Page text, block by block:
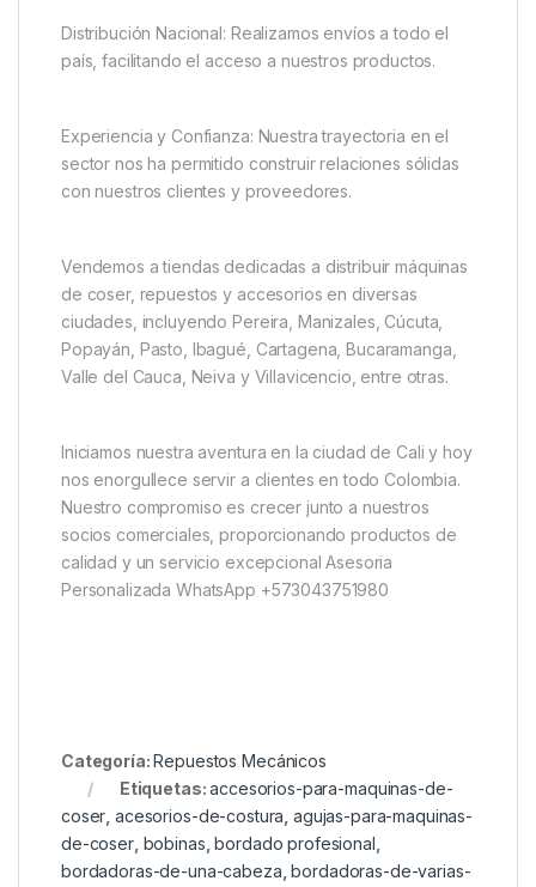
Distribución Nacional: Realizamos envíos a todo el
país, facilitando el acceso a nuestros productos.
Experiencia y Confianza: Nuestra trayectoria en el
sector nos ha permitido construir relaciones sólidas
con nuestros clientes y proveedores.
Vendemos a tiendas dedicadas a distribuir máquinas
de coser, repuestos y accesorios en diversas
ciudades, incluyendo Pereira, Manizales, Cúcuta,
Popayán, Pasto, Ibagué, Cartagena, Bucaramanga,
Valle del Cauca, Neiva y Villavicencio, entre otras.
Iniciamos nuestra aventura en la ciudad de Cali y hoy
nos enorgullece servir a clientes en todo Colombia.
Nuestro compromiso es crecer junto a nuestros
socios comerciales, proporcionando productos de
calidad y un servicio excepcional Asesoria
Personalizada WhatsApp +573043751980
Categoría:Repuestos Mecánicos
Etiquetas:accesorios-para-maquinas-de-
coser ,acesorios-de-costura agujas-para-maquinas-
de-coser, bobinas ,bordado profesional
bordadoras-de-una-cabeza ,bordadoras-de-varias-